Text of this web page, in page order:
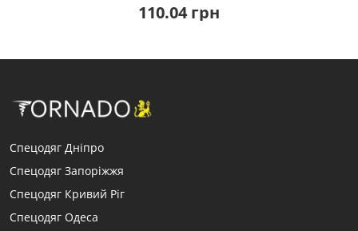
110.04 грн
Спецодяг Дніпро
Спецодяг Запоріжжя
Спецодяг Кривий Ріг
Спецодяг Одеса